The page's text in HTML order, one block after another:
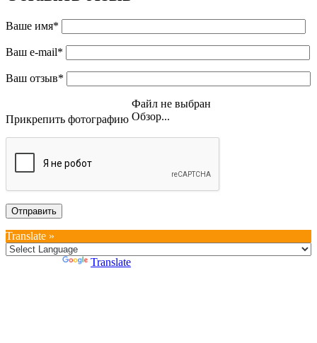
Ваше имя*
Ваш e-mail*
Ваш отзыв*
Прикрепить фотографию
Файл не выбран
Обзор...
Translate »
Translate